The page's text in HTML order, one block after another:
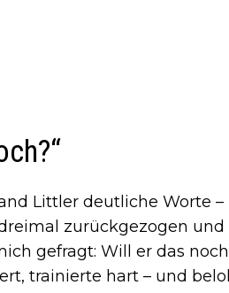
Littler deutliche Worte
zurückgezogen und
gefragt: Will er das
trainierte hart – und